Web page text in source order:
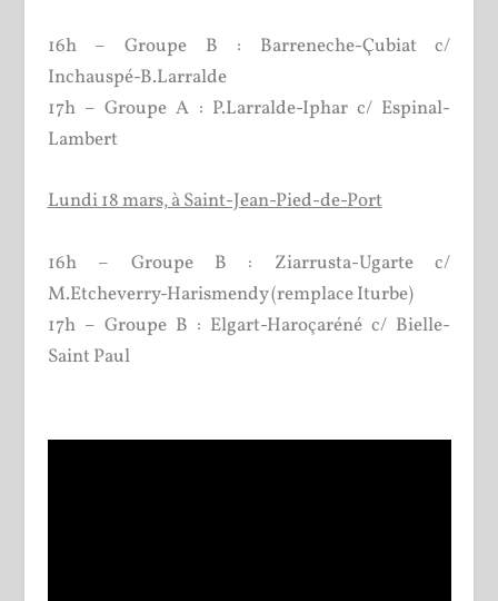
16h – Groupe B : Barreneche-Çubiat c/
Inchauspé-B.Larralde
17h – Groupe A : P.Larralde-Iphar c/ Espinal-
Lambert
Lundi 18 mars, à Saint-Jean-Pied-de-Port
16h – Groupe B : Ziarrusta-Ugarte c/
M.Etcheverry-Harismendy (remplace Iturbe)
17h – Groupe B : Elgart-Haroçaréné c/ Bielle-
Saint Paul